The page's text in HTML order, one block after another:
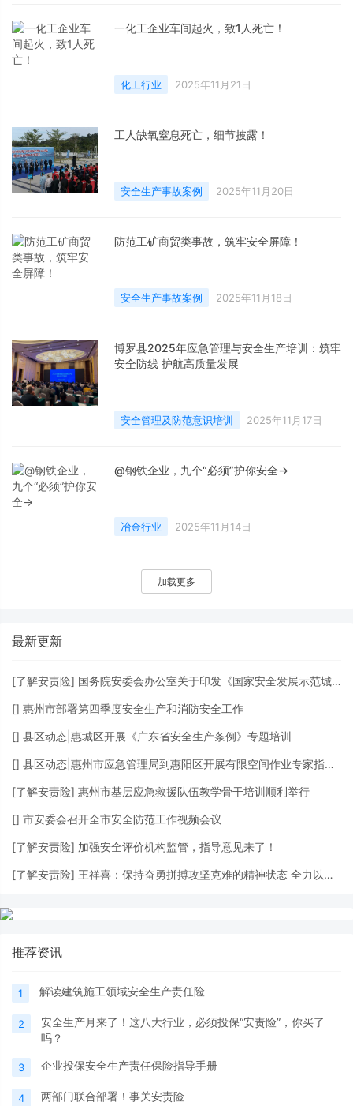
一化工企业车间起火，致1人死亡！
化工行业 2025年11月21日
工人缺氧窒息死亡，细节披露！
安全生产事故案例 2025年11月20日
防范工矿商贸类事故，筑牢安全屏障！
安全生产事故案例 2025年11月18日
博罗县2025年应急管理与安全生产培训：筑牢
安全防线 护航高质量发展
安全管理及防范意识培训 2025年11月17日
@钢铁企业，九个“必须”护你安全→
冶金行业 2025年11月14日
加载更多
最新更新
[了解安责险] 国务院安委会办公室关于印发《国家安全发展示范城市评价细则（2023版）》的通知
[] 惠州市部署第四季度安全生产和消防安全工作
[] 县区动态|惠城区开展《广东省安全生产条例》专题培训
[] 县区动态|惠州市应急管理局到惠阳区开展有限空间作业专家指导服务检查
[了解安责险] 惠州市基层应急救援队伍教学骨干培训顺利举行
[] 市安委会召开全市安全防范工作视频会议
[了解安责险] 加强安全评价机构监管，指导意见来了！
[了解安责险] 王祥喜：保持奋勇拼搏攻坚克难的精神状态 全力以赴防范遏制重特大事故
推荐资讯
1 解读建筑施工领域安全生产责任险
2
安全生产月来了！这八大行业，必须投保“安责险”，你买了
吗？
3 企业投保安全生产责任保险指导手册
4 两部门联合部署！事关安责险